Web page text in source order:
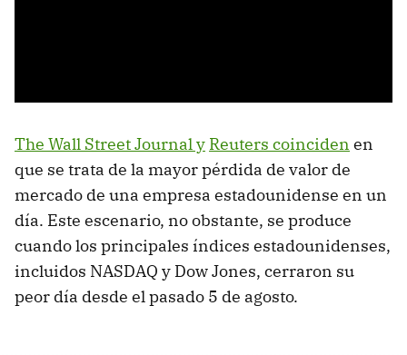
The Wall Street Journal y Reuters coinciden en
que se trata de la mayor pérdida de valor de
mercado de una empresa estadounidense en un
día. Este escenario, no obstante, se produce
cuando los principales índices estadounidenses,
incluidos NASDAQ y Dow Jones, cerraron su
peor día desde el pasado 5 de agosto.